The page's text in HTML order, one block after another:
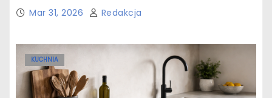
Mar 31, 2026 Redakcja
KUCHNIA